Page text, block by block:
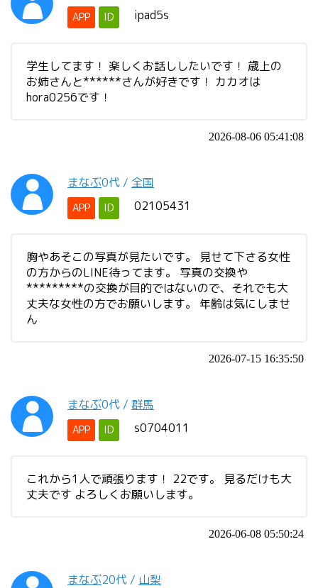
APP ID ipad5s
学生してます！ 楽しくお話ししたいです！ 歳上の
お姉さんと******さんが好きです！ カカオは
hora0256です！
2026-08-06 05:41:08
まなぶ0代 / 全国
APP ID 02105431
胸やあそこの写真が見たいです。 見せて下さる女性
の方からのLINE待ってます。 写真の交換や
*********の交換が目的ではないので、それでも大
丈夫な女性の方でお願いします。 年齢は気にしませ
ん
2026-07-15 16:35:50
まなぶ0代 / 群馬
APP ID s0704011
これから1人で頑張ります！ 22です。 見るだけも大
丈夫です よろしくお願いします。
2026-06-08 05:50:24
まなぶ20代 / 山梨